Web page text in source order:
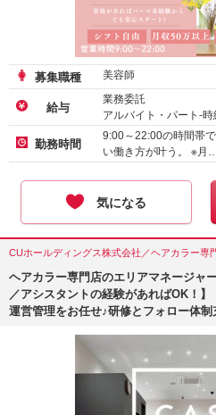
募集職種 美容師
給与
業務委託
アルバイト・パート-時
正社員-月給 :260000～
勤務時間
9:00～22:00の時間帯
い働き方が叶う。 ※
気になる
CUホールディングス株式会社／ヘアカラー専
ヘアカラー専門店のエリアマネージャ
／アシスタントの経験があればOK！
運営管理をお任せ♪研修とフォロー体